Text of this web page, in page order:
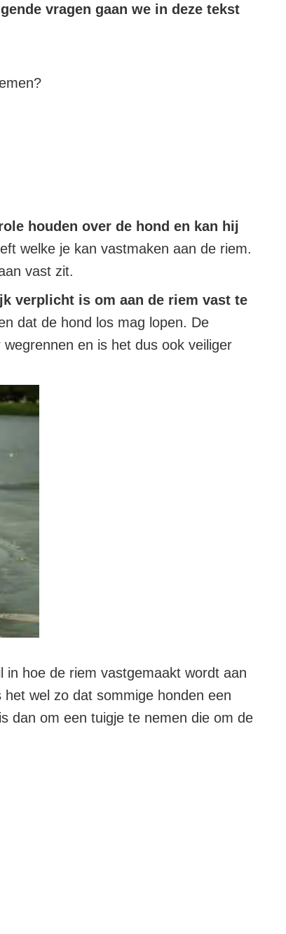
vragen gaan we in deze tekst
houden over de hond en kan hij
welke je kan vastmaken aan de riem.
vast zit.
verplicht is om aan de riem vast te
dat de hond los mag lopen. De
en is het dus ook veiliger
in hoe de riem vastgemaakt wordt aan
wel zo dat sommige honden een
dan om een tuigje te nemen die om de